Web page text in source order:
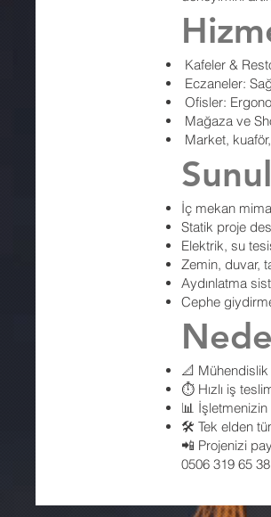
Kafeler &
Eczaneler:
Ofisler:
Mağaza ve
Market,
İç mekan
Statik proje
Elektrik, su
Zemin, duvar,
Aydınlatma
Cephe
📐
⏱️ Hızlı iş
📊
🛠️ Tek elden
📲 Projenizi
0506 319 65